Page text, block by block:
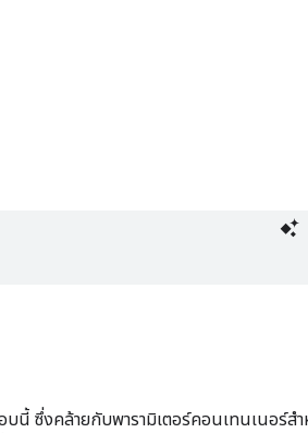
บนี้ ซึ่งคล้ายกับพารามิเตอร์คอนเทนเนอร์ส